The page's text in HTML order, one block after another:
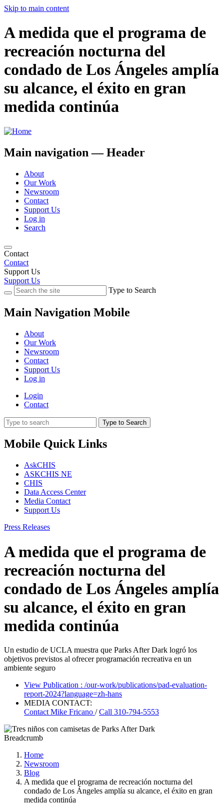
Skip to main content
A medida que el programa de
recreación nocturna del
condado de Los Ángeles amplía
su alcance, el éxito en gran
medida continúa
Main navigation — Header
About
Our Work
Newsroom
Contact
Support Us
Log in
Search
Contact
Contact
Support Us
Support Us
Type to Search
Main Navigation Mobile
About
Our Work
Newsroom
Contact
Support Us
Log in
Login
Contact
Type to Search
Mobile Quick Links
AskCHIS
ASKCHIS NE
CHIS
Data Access Center
Media Contact
Support Us
Press Releases
A medida que el programa de
recreación nocturna del
condado de Los Ángeles amplía
su alcance, el éxito en gran
medida continúa
Un estudio de UCLA muestra que Parks After Dark logró los
objetivos previstos al ofrecer programación recreativa en un
ambiente seguro
View Publication : /our-work/publications/pad-evaluation-
report-2024?language=zh-hans
MEDIA CONTACT:
Contact Mike Fricano /Call 310-794-5553
Breadcrumb
Home
Newsroom
Blog
A medida que el programa de recreación nocturna del
condado de Los Ángeles amplía su alcance, el éxito en gran
medida continúa